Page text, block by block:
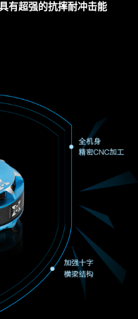
有超强的抗摔耐冲击能